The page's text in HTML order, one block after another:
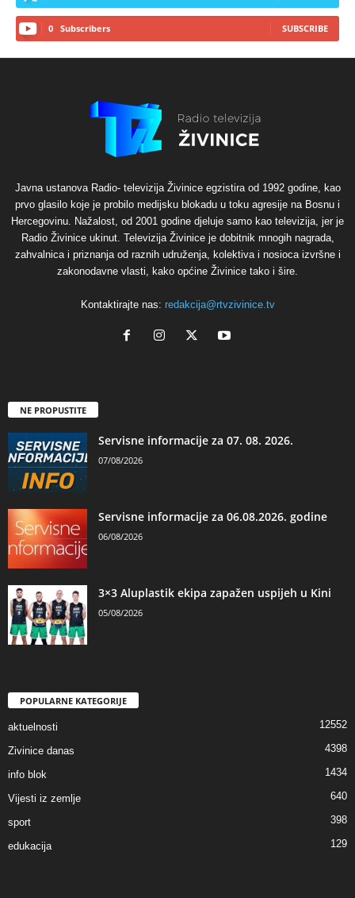
0 Subscribers SUBSCRIBE
Javna ustanova Radio- televizija Živinice egzistira od 1992 godine, kao
prvo glasilo koje je probilo medijsku blokadu u toku agresije na Bosnu i
Hercegovinu. Nažalost, od 2001 godine djeluje samo kao televizija, jer je
Radio Živinice ukinut. Televizija Živinice je dobitnik mnogih nagrada,
zahvalnica i priznanja od raznih udruženja, kolektiva i nosioca izvršne i
zakonodavne vlasti, kako općine Živinice tako i šire.
Kontaktirajte nas: redakcija@rtvzivinice.tv
NE PROPUSTITE
Servisne informacije za 07. 08. 2026.
07/08/2026
Servisne informacije za 06.08.2026. godine
06/08/2026
3×3 Aluplastik ekipa zapažen uspijeh u Kini
05/08/2026
POPULARNE KATEGORIJE
aktuelnosti 12552
Zivinice danas 4398
info blok 1434
Vijesti iz zemlje 640
sport 398
edukacija 129